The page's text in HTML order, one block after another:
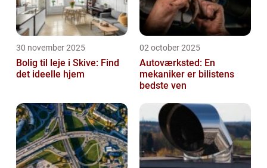
30 november 2025
Bolig til leje i Skive: Find
det ideelle hjem
02 october 2025
Autoværksted: En
mekaniker er bilistens
bedste ven